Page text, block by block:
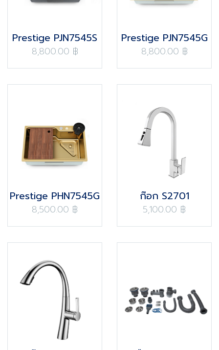
Prestige PJN7545S
8,800.00 ฿
Prestige PJN7545G
8,800.00 ฿
Prestige PHN7545G
8,500.00 ฿
ก๊อก S2701
5,100.00 ฿